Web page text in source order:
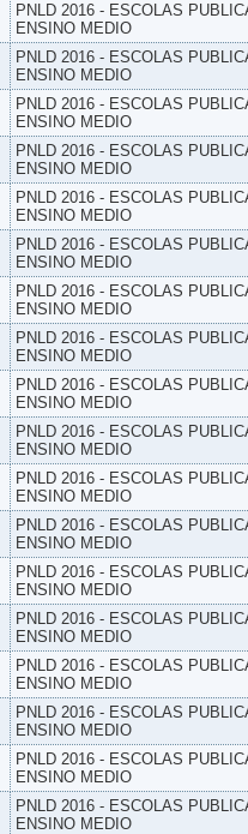
PNLD 2016 - ESCOLAS
ENSINO MEDIO
PNLD 2016 - ESCOLAS
ENSINO MEDIO
PNLD 2016 - ESCOLAS
ENSINO MEDIO
PNLD 2016 - ESCOLAS
ENSINO MEDIO
PNLD 2016 - ESCOLAS
ENSINO MEDIO
PNLD 2016 - ESCOLAS
ENSINO MEDIO
PNLD 2016 - ESCOLAS
ENSINO MEDIO
PNLD 2016 - ESCOLAS
ENSINO MEDIO
PNLD 2016 - ESCOLAS
ENSINO MEDIO
PNLD 2016 - ESCOLAS
ENSINO MEDIO
PNLD 2016 - ESCOLAS
ENSINO MEDIO
PNLD 2016 - ESCOLAS
ENSINO MEDIO
PNLD 2016 - ESCOLAS
ENSINO MEDIO
PNLD 2016 - ESCOLAS
ENSINO MEDIO
PNLD 2016 - ESCOLAS
ENSINO MEDIO
PNLD 2016 - ESCOLAS
ENSINO MEDIO
PNLD 2016 - ESCOLAS
ENSINO MEDIO
PNLD 2016 - ESCOLAS
ENSINO MEDIO